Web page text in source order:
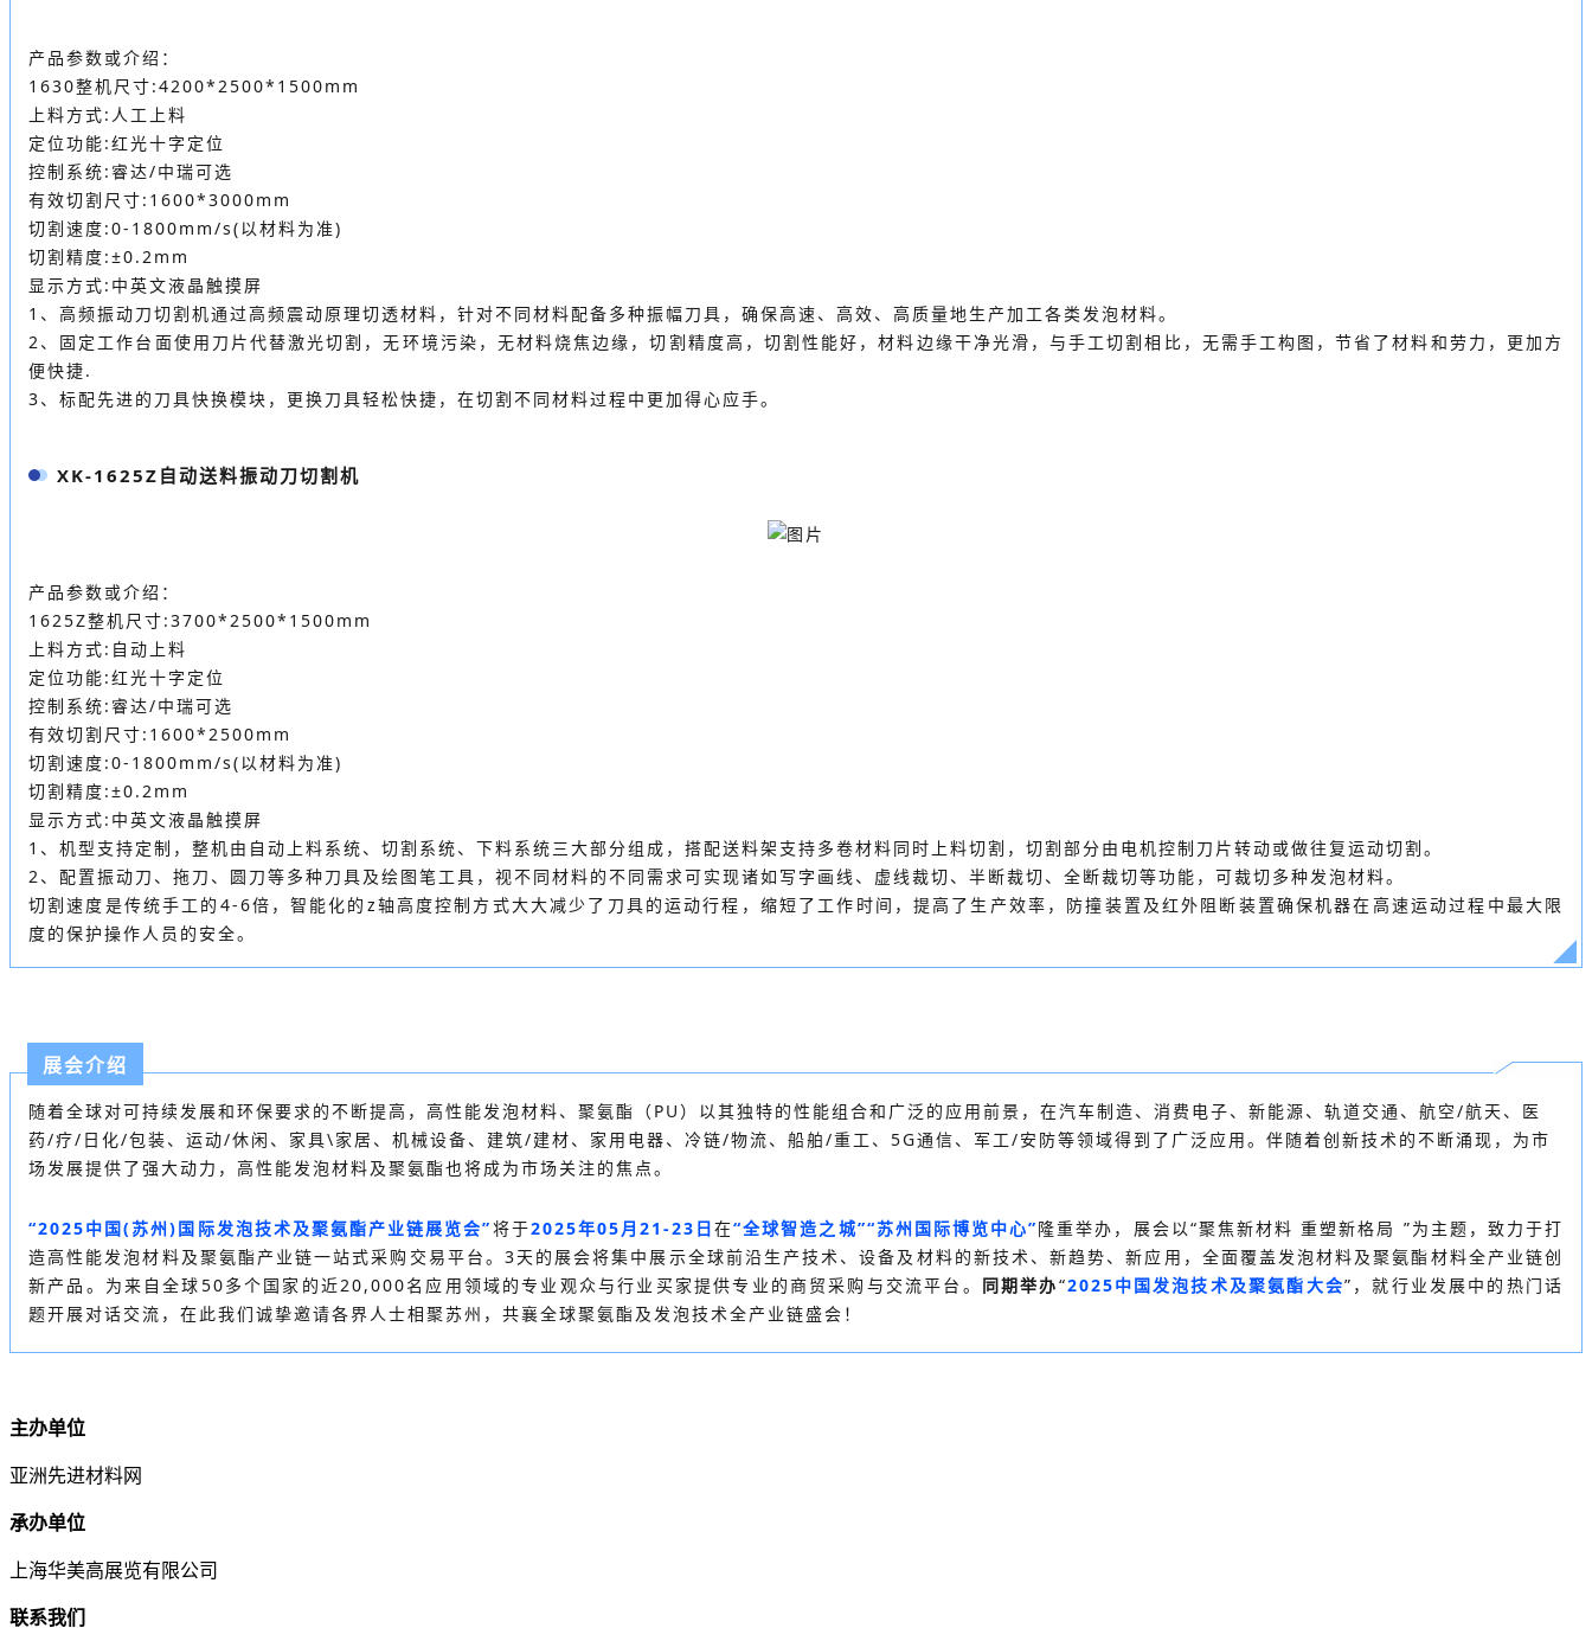
产品参数或介绍：
1630整机尺寸:4200*2500*1500mm
上料方式:人工上料
定位功能:红光十字定位
控制系统:睿达/中瑞可选
有效切割尺寸:1600*3000mm
切割速度:0-1800mm/s(以材料为准)
切割精度:±0.2mm
显示方式:中英文液晶触摸屏
1、高频振动刀切割机通过高频震动原理切透材料，针对不同材料配备多种振幅刀具，确保高速、高效、高质量地生产加工各类发泡材料。
2、固定工作台面使用刀片代替激光切割，无环境污染，无材料烧焦边缘，切割精度高，切割性能好，材料边缘干净光滑，与手工切割相比，无需手工构图，节省了材料和劳力，更加方
便快捷.
3、标配先进的刀具快换模块，更换刀具轻松快捷，在切割不同材料过程中更加得心应手。
XK-1625Z自动送料振动刀切割机
产品参数或介绍：
1625Z整机尺寸:3700*2500*1500mm
上料方式:自动上料
定位功能:红光十字定位
控制系统:睿达/中瑞可选
有效切割尺寸:1600*2500mm
切割速度:0-1800mm/s(以材料为准)
切割精度:±0.2mm
显示方式:中英文液晶触摸屏
1、机型支持定制，整机由自动上料系统、切割系统、下料系统三大部分组成，搭配送料架支持多卷材料同时上料切割，切割部分由电机控制刀片转动或做往复运动切割。
2、配置振动刀、拖刀、圆刀等多种刀具及绘图笔工具，视不同材料的不同需求可实现诸如写字画线、虚线裁切、半断裁切、全断裁切等功能，可裁切多种发泡材料。
切割速度是传统手工的4-6倍，智能化的z轴高度控制方式大大减少了刀具的运动行程，缩短了工作时间，提高了生产效率，防撞装置及红外阻断装置确保机器在高速运动过程中最大限
度的保护操作人员的安全。
展会介绍
随着全球对可持续发展和环保要求的不断提高，高性能发泡材料、聚氨酯（PU）以其独特的性能组合和广泛的应用前景，在汽车制造、消费电子、新能源、轨道交通、航空/航天、医
药/疗/日化/包装、运动/休闲、家具\家居、机械设备、建筑/建材、家用电器、冷链/物流、船舶/重工、5G通信、军工/安防等领域得到了广泛应用。伴随着创新技术的不断涌现，为市
场发展提供了强大动力，高性能发泡材料及聚氨酯也将成为市场关注的焦点。
“2025中国(苏州)国际发泡技术及聚氨酯产业链展览会”将于2025年05月21-23日在“全球智造之城”“苏州国际博览中心”隆重举办， 展会以“聚焦新材料 重塑新格局 ”为主题，致力于打
造高性能发泡材料及聚氨酯产业链一站式采购交易平台。3天的展会将集中展示全球前沿生产技术、设备及材料的新技术、新趋势、新应用，全面覆盖发泡材料及聚氨酯材料全产业链创
新产品。为来自全球50多个国家的近20,000名应用领域的专业观众与行业买家提供专业的商贸采购与交流平台。 同期举办“2025中国发泡技术及聚氨酯大会”，就行业发展中的热门话
题开展对话交流，在此我们诚挚邀请各界人士相聚苏州，共襄全球聚氨酯及发泡技术全产业链盛会！
主办单位
亚洲先进材料网
承办单位
上海华美高展览有限公司
联系我们